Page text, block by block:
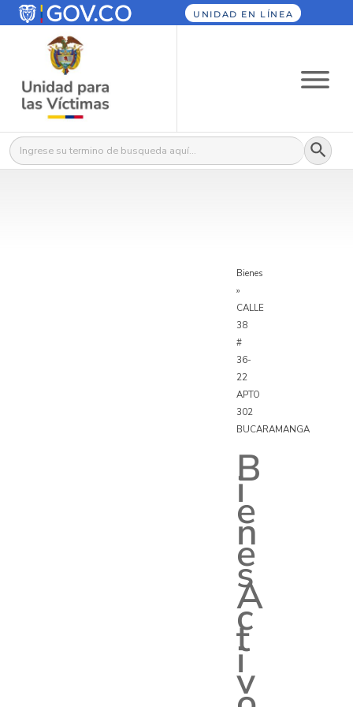
UNIDAD EN LÍNEA
Buscar: Botón
Bienes
»
CALLE
38
#
36-
22
APTO
302
BUCARAMANGA
B
i
e
n
e
s
A
c
t
i
v